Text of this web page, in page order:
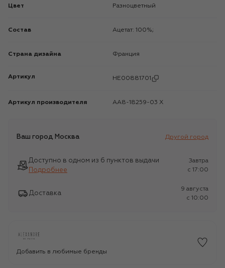
Цвет Разноцветный
Состав Ацетат: 100%;
Страна дизайна Франция
Артикул HE00881701
Артикул производителя AA8-18259-03 X
Ваш город Москва Другой город
Доступно в одном из 6 пунктов выдачи
Подробнее
Завтра
c 17:00
Доставка
9 августа
c 10:00
Добавить в любимые бренды